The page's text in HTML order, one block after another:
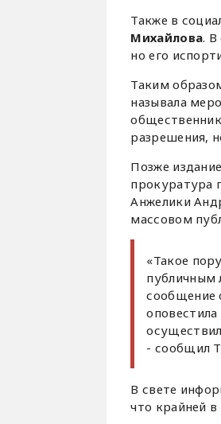
Также в
Михайлова. В
но его
Таким
называла
разрешения,
Позже издание
прокуратура
Анжелики
массовом
«Такое
публичным
сообщение
- сообщил
В свете
что крайней в